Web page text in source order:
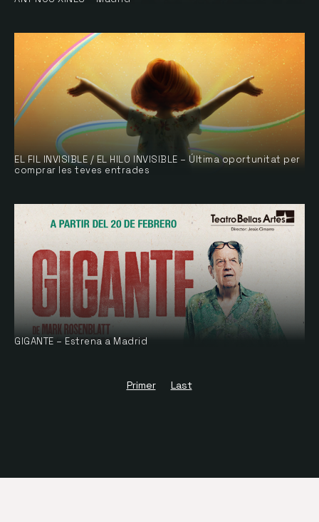
EL FIL INVISIBLE / EL HILO INVISIBLE – Última oportunitat per
comprar les teves entrades
GIGANTE – Estrena a Madrid
Primer Last